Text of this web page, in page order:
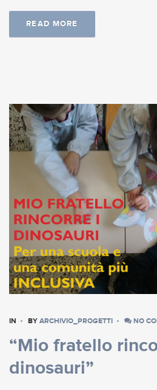
READ MORE
IN BY ARCHIVIO_PROGETTI NO
“Mio fratello
dinosauri”